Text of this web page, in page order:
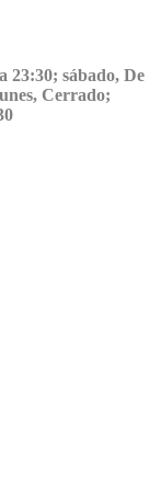
23:30; sábado, De
Cerrado;